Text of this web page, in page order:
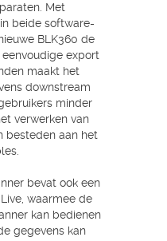
Met
beide software-
BLK360 de
export
maakt het
downstream
minder
verwerken van
besteden aan het
bevat ook een
waarmee de
kan bedienen
gegevens kan